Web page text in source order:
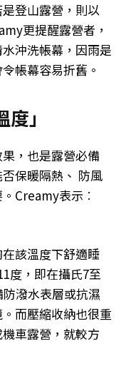
登山露營，則以
更提醒露營者，
沖洗帳幕，因雨是
帳幕容易折舊。
」
，也是露營必備
保暖隔熱、 防風
Creamy表示︰
該溫度下舒適睡
度，即在攝氏7至
潑水表層或抗濕
而壓縮收納也很重
車露營，就較方